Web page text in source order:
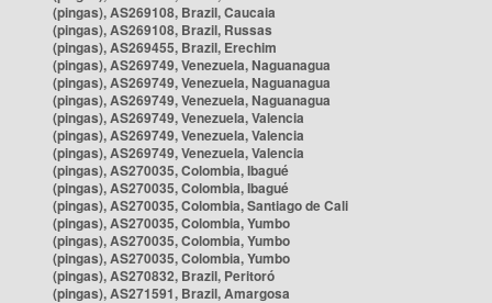
(pingas), AS269108, Brazil, Caucaia
(pingas), AS269108, Brazil, Russas
(pingas), AS269455, Brazil, Erechim
(pingas), AS269749, Venezuela, Naguanagua
(pingas), AS269749, Venezuela, Naguanagua
(pingas), AS269749, Venezuela, Naguanagua
(pingas), AS269749, Venezuela, Valencia
(pingas), AS269749, Venezuela, Valencia
(pingas), AS269749, Venezuela, Valencia
(pingas), AS270035, Colombia, Ibagué
(pingas), AS270035, Colombia, Ibagué
(pingas), AS270035, Colombia, Santiago de Cali
(pingas), AS270035, Colombia, Yumbo
(pingas), AS270035, Colombia, Yumbo
(pingas), AS270035, Colombia, Yumbo
(pingas), AS270832, Brazil, Peritoró
(pingas), AS271591, Brazil, Amargosa